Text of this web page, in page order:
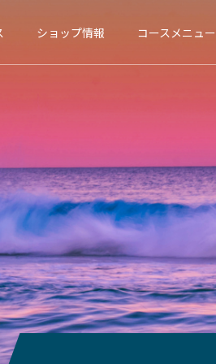
ショップ情報 コースメニュー